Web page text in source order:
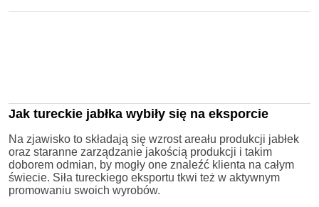
Jak tureckie jabłka wybiły się na eksporcie
Na zjawisko to składają się wzrost areału produkcji jabłek
oraz staranne zarządzanie jakością produkcji i takim
doborem odmian, by mogły one znaleźć klienta na całym
świecie. Siła tureckiego eksportu tkwi też w aktywnym
promowaniu swoich wyrobów.